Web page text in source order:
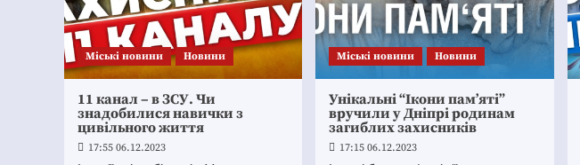
Mіські новини Новини
11 канал – в ЗСУ. Чи
знадобилися навички з
цивільного життя
17:55 06.12.2023
Mіські новини Новини
Унікальні “Ікони пам’яті”
вручили у Дніпрі родинам
загиблих захисників
17:15 06.12.2023